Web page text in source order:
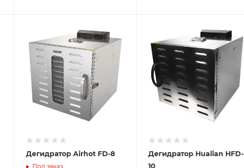
Дегидратор Airhot FD-8
Под заказ
Дегидратор Hualian HFD-
10